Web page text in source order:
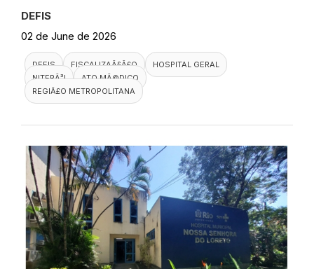
DEFIS
02 de June de 2026
DEFIS FISCALIZAÃ§Ã£O
HOSPITAL GERAL
NITERÃ³I
ATO MÃ©DICO
REGIÃ£O METROPOLITANA